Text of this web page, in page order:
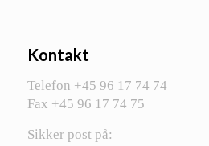
Kontakt
Telefon +45 96 17 74 74
Fax +45 96 17 74 75
Sikker post på: